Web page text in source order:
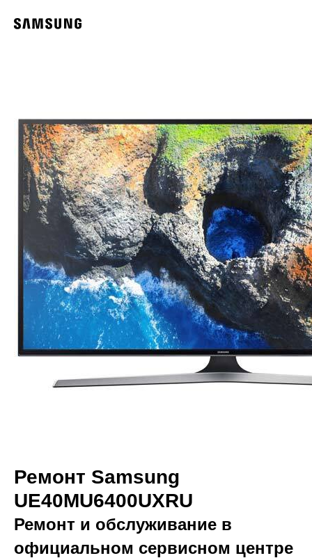
Ремонт Samsung
UE40MU6400UXRU
Ремонт и обслуживание в
официальном сервисном центре